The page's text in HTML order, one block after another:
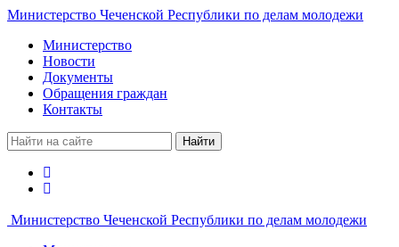
Министерство Чеченской Республики по делам молодежи
Министерство
Новости
Документы
Обращения граждан
Контакты
Найти
Министерство Чеченской Республики по делам молодежи